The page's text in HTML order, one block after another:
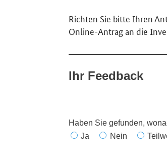
Richten Sie bitte Ihren
Online-Antrag an die